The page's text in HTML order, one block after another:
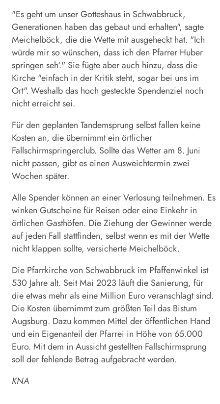
"Es geht um unser Gotteshaus in Schwabbruck,
Generationen haben das gebaut und erhalten", sagte
Meichelböck, die die Wette mit ausgeheckt hat. "Ich
würde mir so wünschen, dass ich den Pfarrer Huber
springen seh‘." Sie fügte aber auch hinzu, dass die
Kirche "einfach in der Kritik steht, sogar bei uns im
Ort". Weshalb das hoch gesteckte Spendenziel noch
nicht erreicht sei.
Für den geplanten Tandemsprung selbst fallen keine
Kosten an, die übernimmt ein örtlicher
Fallschirmspringerclub. Sollte das Wetter am 8. Juni
nicht passen, gibt es einen Ausweichtermin zwei
Wochen später.
Alle Spender können an einer Verlosung teilnehmen. Es
winken Gutscheine für Reisen oder eine Einkehr in
örtlichen Gasthöfen. Die Ziehung der Gewinner werde
auf jeden Fall stattfinden, selbst wenn es mit der Wette
nicht klappen sollte, versicherte Meichelböck.
Die Pfarrkirche von Schwabbruck im Pfaffenwinkel ist
530 Jahre alt. Seit Mai 2023 läuft die Sanierung, für
die etwas mehr als eine Million Euro veranschlagt sind.
Die Kosten übernimmt zum größten Teil das Bistum
Augsburg. Dazu kommen Mittel der öffentlichen Hand
und ein Eigenanteil der Pfarrei in Höhe von 65.000
Euro. Mit dem in Aussicht gestellten Fallschirmsprung
soll der fehlende Betrag aufgebracht werden.
KNA